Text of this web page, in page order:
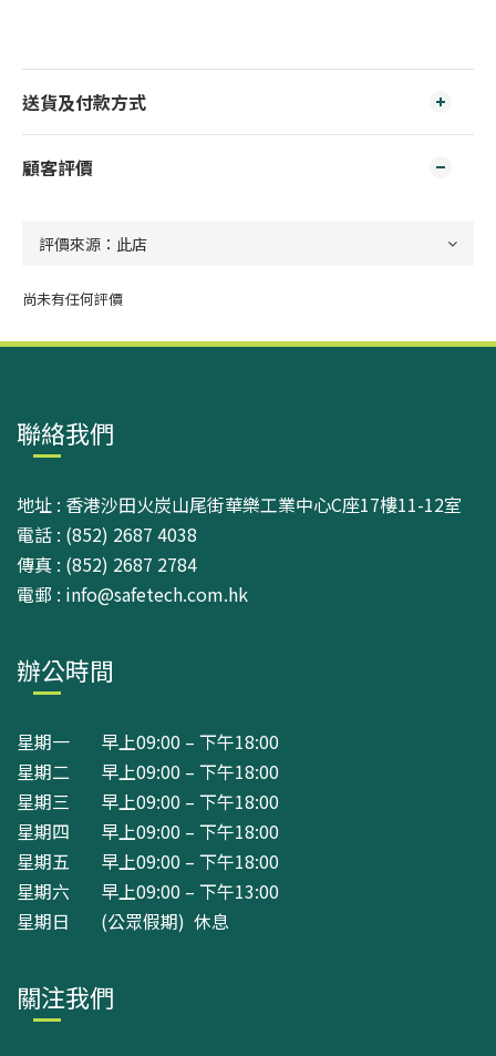
送貨及付款方式
顧客評價
尚未有任何評價
聯絡我們
地址 : 香港沙田火炭山尾街華樂工業中心C座17樓11-12室
電話 : (852) 2687 4038
傳真 : (852) 2687 2784
電郵 : info@safetech.com.hk
辦公時間
星期一 早上09:00 – 下午18:00
星期二 早上09:00 – 下午18:00
星期三 早上09:00 – 下午18:00
星期四 早上09:00 – 下午18:00
星期五 早上09:00 – 下午18:00
星期六 早上09:00 – 下午13:00
星期日 (公眾假期) 休息
關注我們